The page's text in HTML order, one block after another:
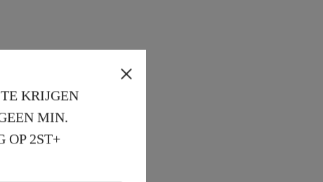
KRIJGEN
MIN.
OP 2ST+